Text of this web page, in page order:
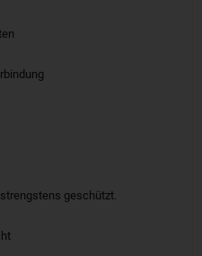
geschützt.